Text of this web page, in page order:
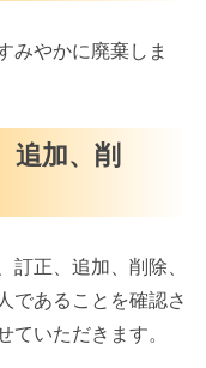
みやかに廃棄しま
追加、削
訂正、追加、削除、
であることを確認さ
ていただきます。